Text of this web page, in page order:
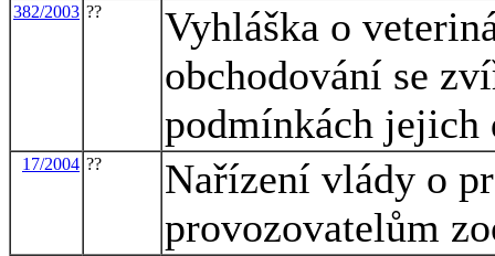
382/2003 ??
Vyhláška o
obchodování se
podmínkách jejich
17/2004 ??
Nařízení vlády o
provozovatelům